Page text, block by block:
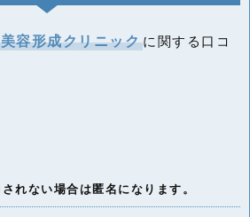
容形成クリニックに関する口コ
れない場合は匿名になります。